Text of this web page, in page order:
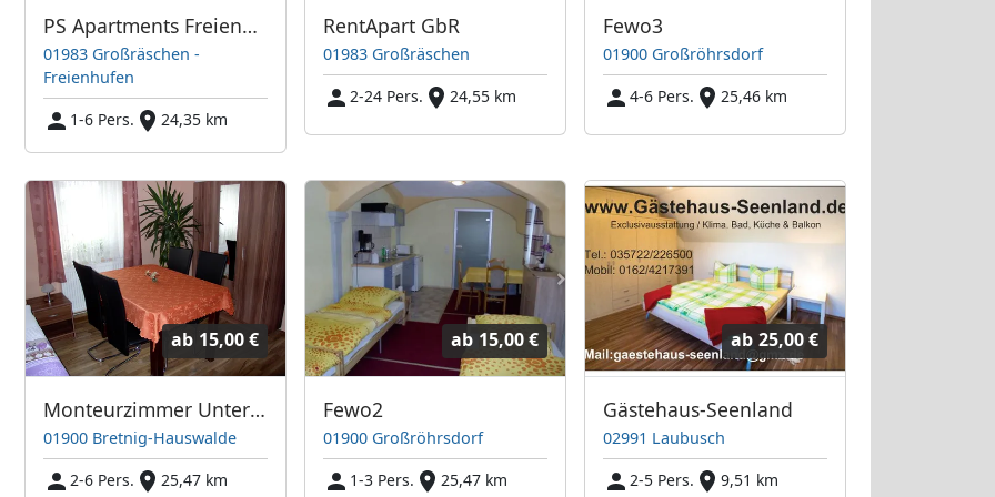
PS Apartments Freienhufen
01983 Großräschen -
Freienhufen
1-6 Pers.
24,35 km
RentApart GbR
01983 Großräschen
2-24 Pers.
24,55 km
Fewo3
01900 Großröhrsdorf
4-6 Pers.
25,46 km
ab 15,00 €
Monteurzimmer Unterkunft Übernachtung
01900 Bretnig-Hauswalde
2-6 Pers.
25,47 km
ab 15,00 €
Fewo2
01900 Großröhrsdorf
1-3 Pers.
25,47 km
ab 25,00 €
Gästehaus-Seenland
02991 Laubusch
2-5 Pers.
9,51 km